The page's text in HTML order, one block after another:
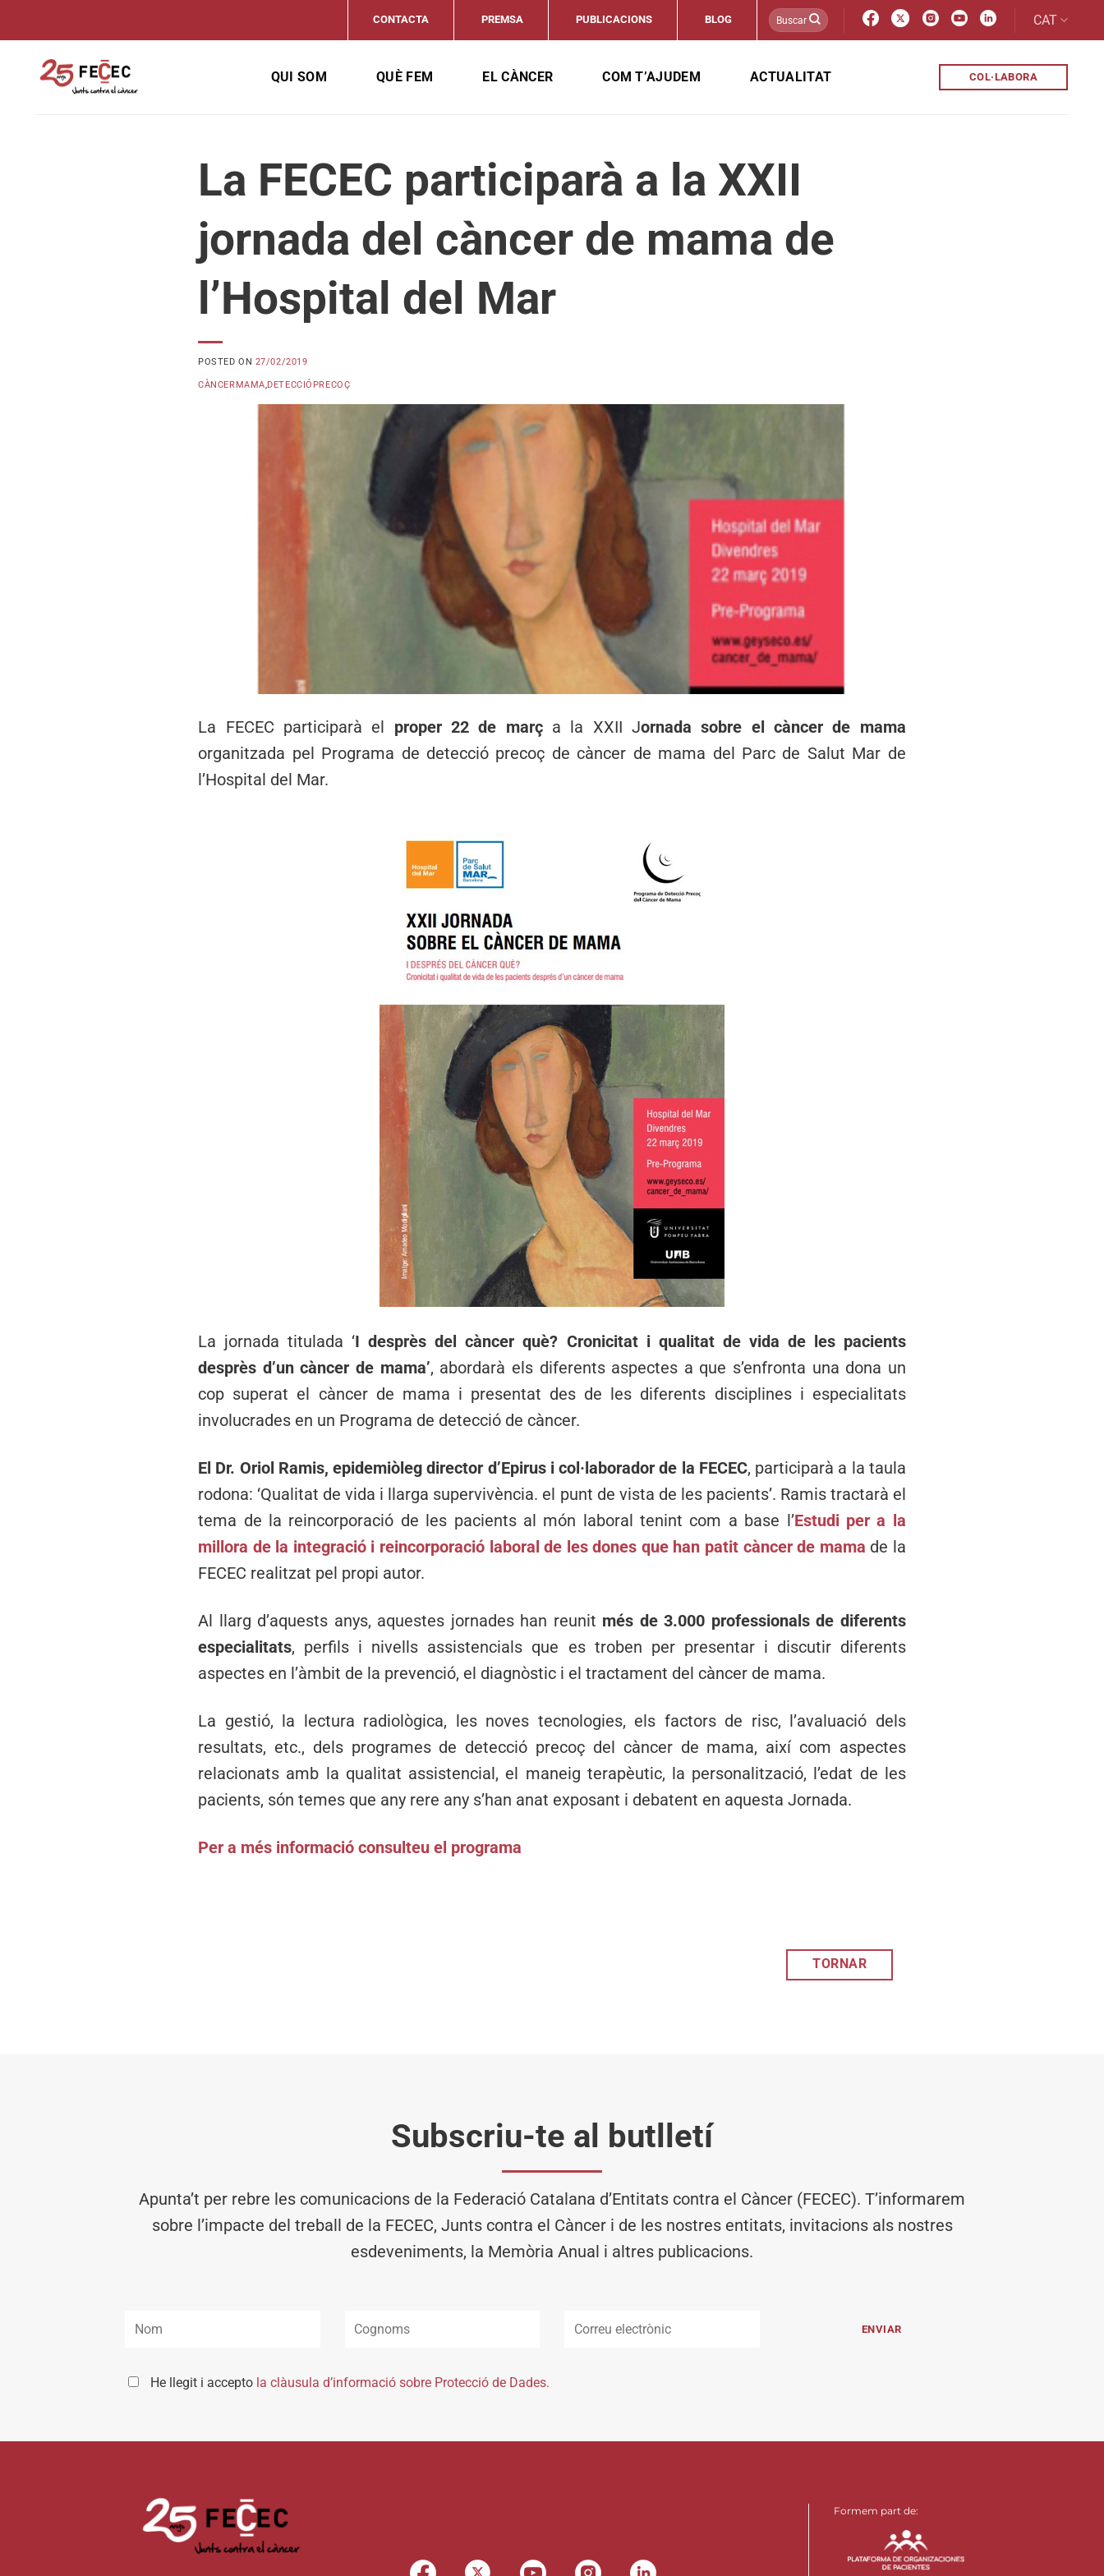
CONTACTA PREMSA PUBLICACIONS BLOG CAT
QUI SOM QUÈ FEM EL CÀNCER COM T’AJUDEM ACTUALITAT COL·LABORA
La FECEC participarà a la XXII
jornada del càncer de mama de
l’Hospital del Mar
POSTED ON 27/02/2019
CÀNCERMAMA,DETECCIÓPRECOÇ
La FECEC participarà el proper 22 de marça la XXII Jornada sobre el càncer de mama
organitzada pel Programa de detecció precoç de càncer de mama del Parc de Salut Mar de
l’Hospital del Mar.
La jornada titulada ‘I desprès del càncer què? Cronicitat i qualitat de vida de les pacients
desprès d’un càncer de mama’, abordarà els diferents aspectes a que s’enfronta una dona un
cop superat el càncer de mama i presentat des de les diferents disciplines i especialitats
involucrades en un Programa de detecció de càncer.
El Dr. Oriol Ramis, epidemiòleg director d’Epirus i col·laborador de la FECEC, participarà a la taula
rodona: ‘Qualitat de vida i llarga supervivència. el punt de vista de les pacients’. Ramis tractarà el
tema de la reincorporació de les pacients al món laboral tenint com a base l’Estudi per a la
millora de la integració i reincorporació laboral de les dones que han patit càncer de mama de la
FECEC realitzat pel propi autor.
Al llarg d’aquests anys, aquestes jornades han reunit més de 3.000 professionals de diferents
especialitats, perfils i nivells assistencials que es troben per presentar i discutir diferents
aspectes en l’àmbit de la prevenció, el diagnòstic i el tractament del càncer de mama.
La gestió, la lectura radiològica, les noves tecnologies, els factors de risc, l’avaluació dels
resultats, etc., dels programes de detecció precoç del càncer de mama, així com aspectes
relacionats amb la qualitat assistencial, el maneig terapèutic, la personalització, l’edat de les
pacients, són temes que any rere any s’han anat exposant i debatent en aquesta Jornada.
Per a més informació consulteu el programa
TORNAR
Subscriu-te al butlletí
Apunta’t per rebre les comunicacions de la Federació Catalana d’Entitats contra el Càncer (FECEC). T’informarem
sobre l’impacte del treball de la FECEC, Junts contra el Càncer i de les nostres entitats, invitacions als nostres
esdeveniments, la Memòria Anual i altres publicacions.
He llegit i accepto la clàusula d’informació sobre Protecció de Dades.
Formem part de: